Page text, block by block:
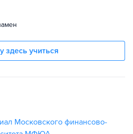
здесь учиться
Московского финансово-